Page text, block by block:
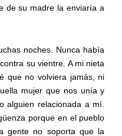
de su madre la enviaría a
noches. Nunca había
su vientre. A mi nieta
que no volviera jamás, ni
mujer que nos unía y
alguien relacionada a mí.
porque en el pueblo
gente no soporta que la